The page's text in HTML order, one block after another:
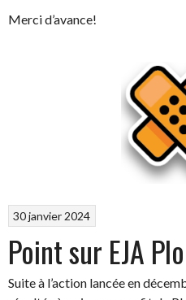
Merci d’avance!
30 janvier 2024
Point sur EJA
Suite à l’action lancée en